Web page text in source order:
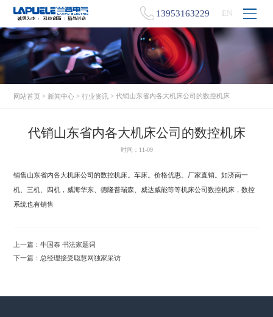
13953163229 EN
网站首页 > 新闻中心 >行业资讯 > 代销山东省内各大机床公司的数控机床
代销山东省内各大机床公司的数控机床
时间：11-09
销售山东省内各大机床公司的数控机床。车床。价格优惠。厂家直销。如济南一
机、三机、四机，威海华东、德隆普瑞森、威达威能等等机床公司数控机床，数控
系统也有销售
上一篇：牛国泰 书法家题词
下一篇： 总经理接受聪慧网独家采访